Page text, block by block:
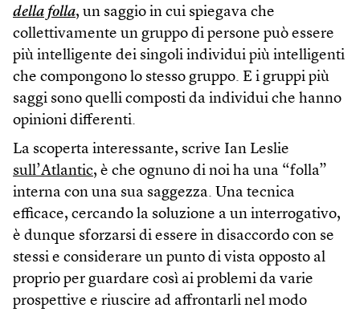
della folla, un saggio in cui spiegava che
collettivamente un gruppo di persone può essere
più intelligente dei singoli individui più intelligenti
che compongono lo stesso gruppo. E i gruppi più
saggi sono quelli composti da individui che hanno
opinioni differenti.
La scoperta interessante, scrive Ian Leslie
sull’Atlantic, è che ognuno di noi ha una “folla”
interna con una sua saggezza. Una tecnica
efficace, cercando la soluzione a un interrogativo,
è dunque sforzarsi di essere in disaccordo con se
stessi e considerare un punto di vista opposto al
proprio per guardare così ai problemi da varie
prospettive e riuscire ad affrontarli nel modo